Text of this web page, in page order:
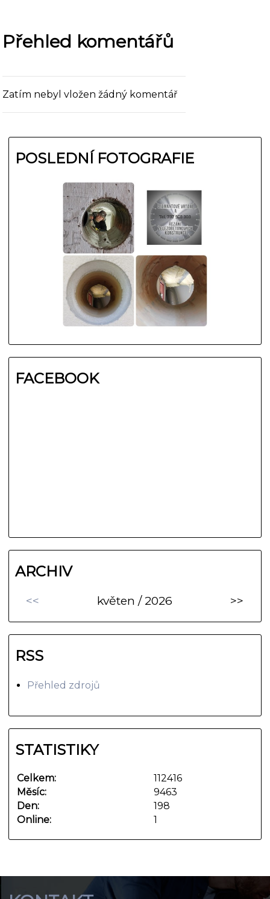
Přehled komentářů
Zatím nebyl vložen žádný komentář
POSLEDNÍ FOTOGRAFIE
FACEBOOK
ARCHIV
<< květen / 2026 >>
RSS
Přehled zdrojů
STATISTIKY
Online: 1
Celkem:
112416
Měsíc:
9463
Den:
198